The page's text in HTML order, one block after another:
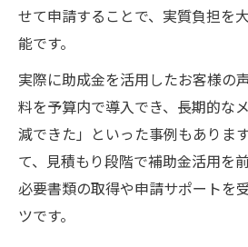
せて申請することで、実質負担を
能です。
実際に助成金を活用したお客様の
料を予算内で導入でき、長期的な
減できた」といった事例もありま
て、見積もり段階で補助金活用を
必要書類の取得や申請サポートを
ツです。